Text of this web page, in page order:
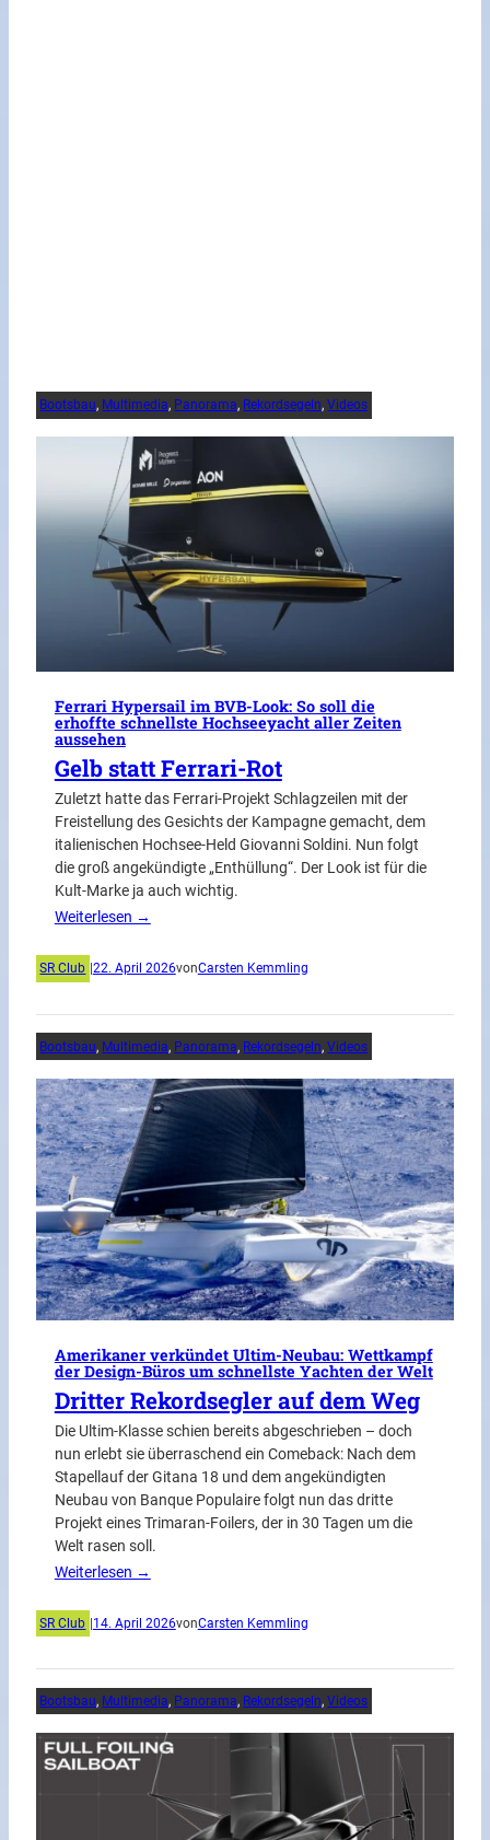
Bootsbau, Multimedia, Panorama, Rekordsegeln, Videos
Ferrari Hypersail im BVB-Look: So soll die
erhoffte schnellste Hochseeyacht aller Zeiten
aussehen
Gelb statt Ferrari-Rot
Zuletzt hatte das Ferrari-Projekt Schlagzeilen mit der
Freistellung des Gesichts der Kampagne gemacht, dem
italienischen Hochsee-Held Giovanni Soldini. Nun folgt
die groß angekündigte „Enthüllung“. Der Look ist für die
Kult-Marke ja auch wichtig.
Weiterlesen →
SR Club 22. April 2026vonCarsten Kemmling
Bootsbau, Multimedia, Panorama, Rekordsegeln, Videos
Amerikaner verkündet Ultim-Neubau: Wettkampf
der Design-Büros um schnellste Yachten der Welt
Dritter Rekordsegler auf dem Weg
Die Ultim-Klasse schien bereits abgeschrieben – doch
nun erlebt sie überraschend ein Comeback: Nach dem
Stapellauf der Gitana 18 und dem angekündigten
Neubau von Banque Populaire folgt nun das dritte
Projekt eines Trimaran-Foilers, der in 30 Tagen um die
Welt rasen soll.
Weiterlesen →
SR Club 14. April 2026vonCarsten Kemmling
Bootsbau, Multimedia, Panorama, Rekordsegeln, Videos